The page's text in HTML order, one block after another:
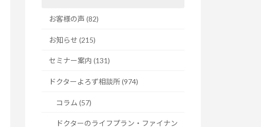
お客様の声 (82)
お知らせ (215)
セミナー案内 (131)
ドクターよろず相談所 (974)
コラム (57)
ドクターのライフプラン・ファイナン